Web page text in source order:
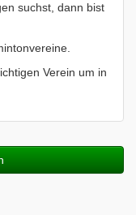
suchst, dann bist
Verein um in